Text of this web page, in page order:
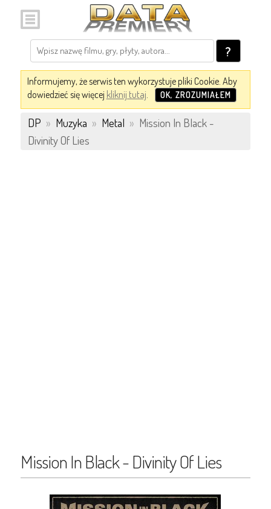
?
Informujemy, że serwis ten wykorzystuje pliki Cookie. Aby
dowiedzieć się więcej kliknij tutaj. OK, ZROZUMIAŁEM
DP » Muzyka » Metal » Mission In Black -
Divinity Of Lies
Mission In Black - Divinity Of Lies